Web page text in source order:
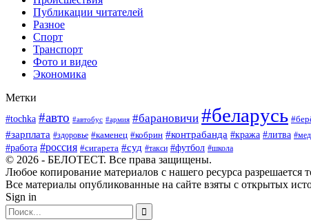
Публикации читателей
Разное
Спорт
Транспорт
Фото и видео
Экономика
Метки
#tochka #авто #автобус #армия #барановичи #беларусь
#зарплата #здоровье #каменец #кобрин #контрабанда #кража #литва
#работа #россия #сигарета #суд #такси #футбол #школа
© 2026 - БЕЛОТЕСТ. Все права защищены.
Любое копирование материалов с нашего ресурса разрешается
Все материалы опубликованные на сайте взяты с открытых
Sign in